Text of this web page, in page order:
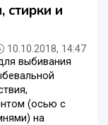
стирки и
10.10.2018, 14:47
выбивания
(осью с
на